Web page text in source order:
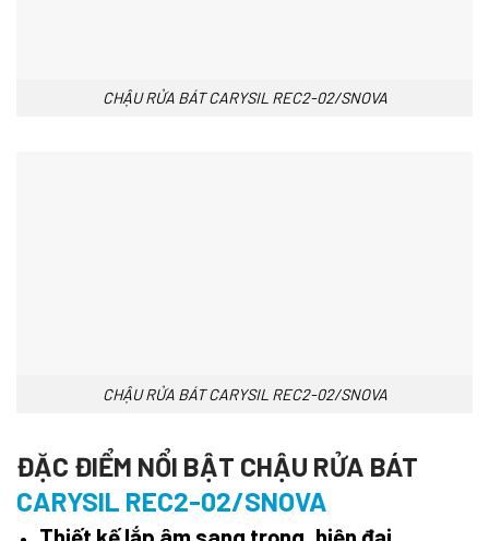
CHẬU RỬA BÁT CARYSIL REC2-02/SNOVA
CHẬU RỬA BÁT CARYSIL REC2-02/SNOVA
ĐẶC ĐIỂM NỔI BẬT CHẬU RỬA BÁT
CARYSIL REC2-02/SNOVA